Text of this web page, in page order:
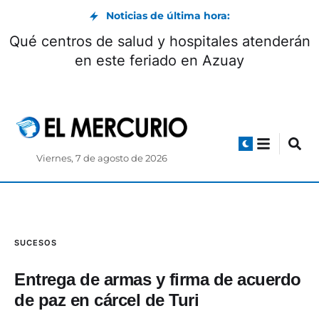
Noticias de última hora:
Qué centros de salud y hospitales atenderán
en este feriado en Azuay
Viernes, 7 de agosto de 2026
SUCESOS
Entrega de armas y firma de acuerdo
de paz en cárcel de Turi